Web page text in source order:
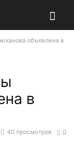
объявлена в
в
0
40 просмотров